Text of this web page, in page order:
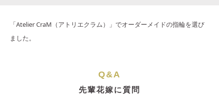
「Atelier CraM（アトリエクラム）」でオーダーメイドの指輪を選び
ました。
Q&A
先輩花嫁に質問